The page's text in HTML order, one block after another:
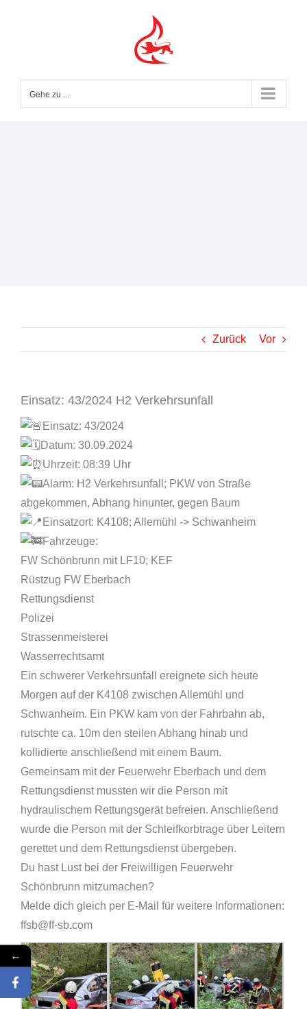
Gehe zu ...
Zurück Vor
Einsatz: 43/2024 H2 Verkehrsunfall
Einsatz: 43/2024
Datum: 30.09.2024
Uhrzeit: 08:39 Uhr
Alarm: H2 Verkehrsunfall; PKW von Straße
abgekommen, Abhang hinunter, gegen Baum
Einsatzort: K4108; Allemühl -> Schwanheim
Fahrzeuge:
FW Schönbrunn mit LF10; KEF
Rüstzug FW Eberbach
Rettungsdienst
Polizei
Strassenmeisterei
Wasserrechtsamt
Ein schwerer Verkehrsunfall ereignete sich heute
Morgen auf der K4108 zwischen Allemühl und
Schwanheim. Ein PKW kam von der Fahrbahn ab,
rutschte ca. 10m den steilen Abhang hinab und
kollidierte anschließend mit einem Baum.
Gemeinsam mit der Feuerwehr Eberbach und dem
Rettungsdienst mussten wir die Person mit
hydraulischem Rettungsgerät befreien. Anschließend
wurde die Person mit der Schleifkorbtrage über Leitern
gerettet und dem Rettungsdienst übergeben.
Du hast Lust bei der Freiwilligen Feuerwehr
Schönbrunn mitzumachen?
Melde dich gleich per E-Mail für weitere Informationen:
ffsb@ff-sb.com
←